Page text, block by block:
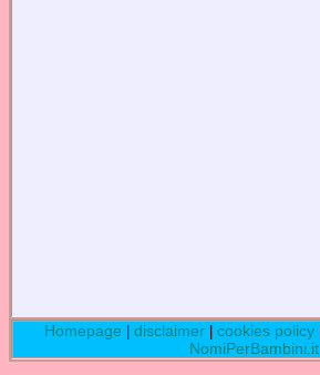
Homepage disclaimer cookies policy
NomiPerBambini.it